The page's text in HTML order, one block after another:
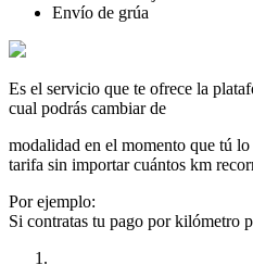
Envío de grúa
Es el servicio que te ofrece la
cual podrás cambiar de
modalidad en el momento que tú
tarifa sin importar cuántos km
Por ejemplo:
Si contratas tu pago por kilómetro